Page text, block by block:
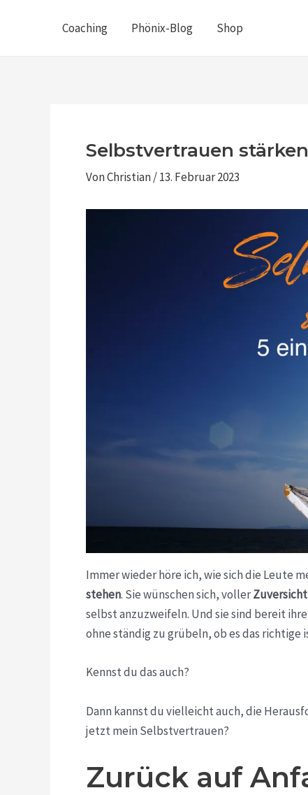
Coaching Phönix-Blog Shop
Selbstvertrauen
VonChristian/13. Februar 2023
Immer wieder höre ich, wie sich die Leute
stehen. Sie wünschen sich, vollerZuversicht
selbst anzuzweifeln. Und sie sind bereit
ohne ständig zu grübeln, ob es das richtige
Kennst du das auch?
Dann kannst du vielleicht auch, die
jetzt mein Selbstvertrauen?
Zurück auf
navigation